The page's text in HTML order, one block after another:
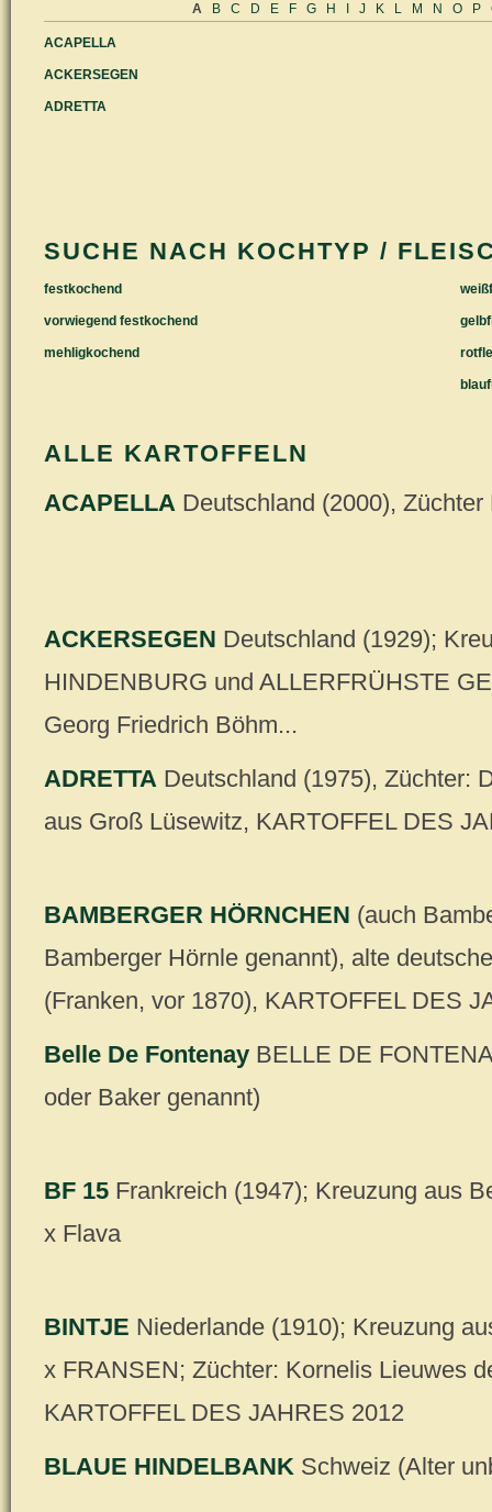
A B C D E F G H J K L M N O P
ACAPELLA
ACKERSEGEN
ADRETTA
SUCHE NACH KOCHTYP /
festkochend
vorwiegend festkochend
mehligkochend
ALLE KARTOFFELN
ACAPELLA Deutschland (2000),
ACKERSEGEN Deutschland (1929);
HINDENBURG und ALLERFRÜHSTE
Georg Friedrich Böhm...
ADRETTA Deutschland (1975), Züchter:
aus Groß Lüsewitz, KARTOFFEL DES
BAMBERGER HÖRNCHEN (auch
Bamberger Hörnle genannt), alte
(Franken, vor 1870), KARTOFFEL DES
Belle De Fontenay BELLE DE
oder Baker genannt)
BF 15 Frankreich (1947); Kreuzung aus
x Flava
BINTJE Niederlande (1910); Kreuzung
x FRANSEN; Züchter: Kornelis Lieuwes
KARTOFFEL DES JAHRES 2012
BLAUE HINDELBANK Schweiz (Alter